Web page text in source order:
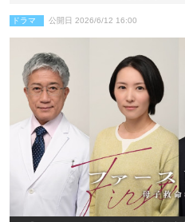
ドラマ 公開日 2026/6/12 16:00